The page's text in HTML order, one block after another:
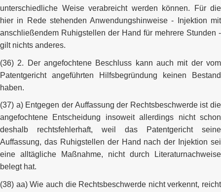
unterschiedliche Weise verabreicht werden können. Für die
hier in Rede stehenden Anwendungshinweise - Injektion mit
anschließendem Ruhigstellen der Hand für mehrere Stunden -
gilt nichts anderes.
(36) 2. Der angefochtene Beschluss kann auch mit der vom
Patentgericht angeführten Hilfsbegründung keinen Bestand
haben.
(37) a) Entgegen der Auffassung der Rechtsbeschwerde ist die
angefochtene Entscheidung insoweit allerdings nicht schon
deshalb rechtsfehlerhaft, weil das Patentgericht seine
Auffassung, das Ruhigstellen der Hand nach der Injektion sei
eine alltägliche Maßnahme, nicht durch Literaturnachweise
belegt hat.
(38) aa) Wie auch die Rechtsbeschwerde nicht verkennt, reicht